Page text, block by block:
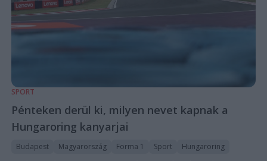
SPORT
Pénteken derül ki, milyen nevet kapnak a
Hungaroring kanyarjai
Budapest Magyarország Forma 1 Sport Hungaroring